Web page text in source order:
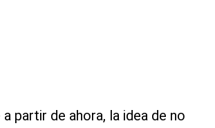
partir de ahora, la idea de no